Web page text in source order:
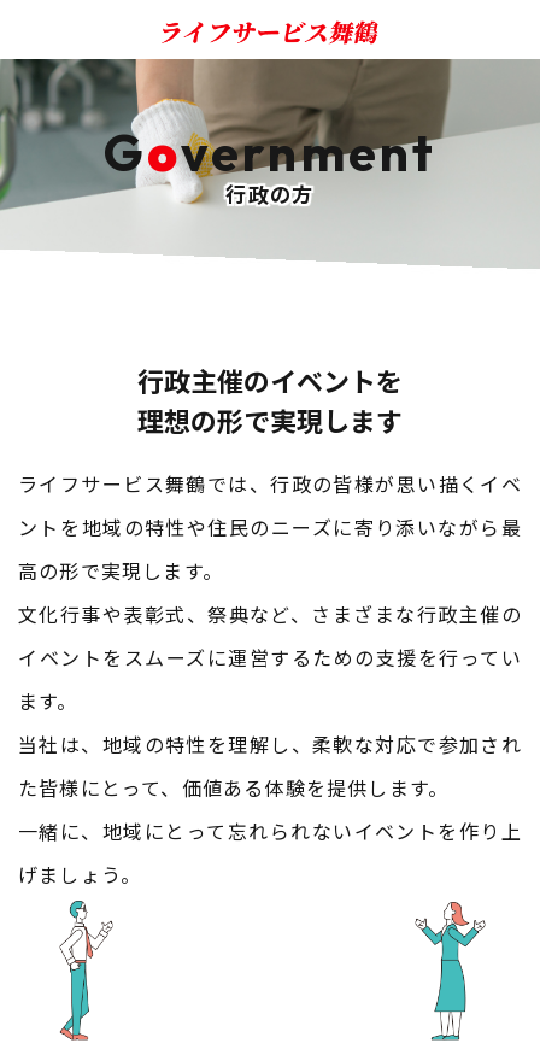
Government
行政の方
行政主催のイベントを
​​​​​​​理想の形で実現します​​​​​​​
ライフサービス舞鶴では、行政の皆様が思い描くイベ
ントを​​​​​​​地域の特性や住民のニーズに寄り添いながら最
高の形で実現します。
文化行事や表彰式、祭典など、さまざまな行政主催の
イベントをスムーズに運営するための支援を行ってい
ます。
当社は、地域の特性を理解し、柔軟な対応で参加され
た皆様にとって、価値ある体験を提供します。
一緒に、地域にとって忘れられないイベントを作り上
げましょう。